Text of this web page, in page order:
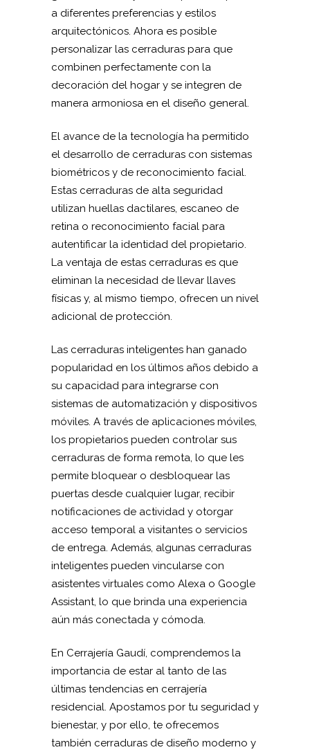
a diferentes preferencias y estilos
arquitectónicos. Ahora es posible
personalizar las cerraduras para que
combinen perfectamente con la
decoración del hogar y se integren de
manera armoniosa en el diseño general.
El avance de la tecnología ha permitido
el desarrollo de cerraduras con sistemas
biométricos y de reconocimiento facial.
Estas cerraduras de alta seguridad
utilizan huellas dactilares, escaneo de
retina o reconocimiento facial para
autentificar la identidad del propietario.
La ventaja de estas cerraduras es que
eliminan la necesidad de llevar llaves
físicas y, al mismo tiempo, ofrecen un nivel
adicional de protección.
Las cerraduras inteligentes han ganado
popularidad en los últimos años debido a
su capacidad para integrarse con
sistemas de automatización y dispositivos
móviles. A través de aplicaciones móviles,
los propietarios pueden controlar sus
cerraduras de forma remota, lo que les
permite bloquear o desbloquear las
puertas desde cualquier lugar, recibir
notificaciones de actividad y otorgar
acceso temporal a visitantes o servicios
de entrega. Además, algunas cerraduras
inteligentes pueden vincularse con
asistentes virtuales como Alexa o Google
Assistant, lo que brinda una experiencia
aún más conectada y cómoda.
En Cerrajería Gaudí, comprendemos la
importancia de estar al tanto de las
últimas tendencias en cerrajería
residencial. Apostamos por tu seguridad y
bienestar, y por ello, te ofrecemos
también cerraduras de diseño moderno y